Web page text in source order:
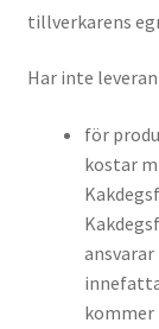
tillverkarens
Har inte
för
kostar
kommer